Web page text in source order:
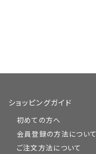
ショッピングガイド
初めての方へ
会員登録の方法について
ご注文方法について